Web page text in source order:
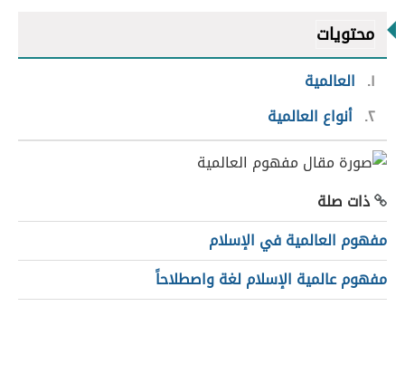
محتويات
١
العالمية
٢ أنواع العالمية
ذات صلة
مفهوم العالمية في الإسلام
مفهوم عالمية الإسلام لغة واصطلاحاً